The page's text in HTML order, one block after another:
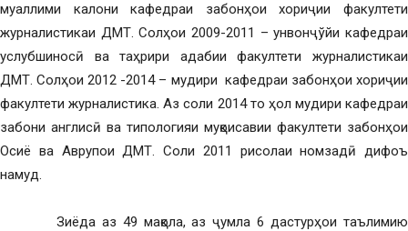
муаллими калони кафедраи забонҳои хориҷии факултети
журналистикаи ДМТ. Солҳои 2009-2011 – унвонҷўйи кафедраи
услубшиносӣ ва таҳрири адабии факултети журналистикаи
ДМТ. Солҳои 2012 -2014 – мудири кафедраи забонҳои хориҷии
факултети журналистика. Аз соли 2014 то ҳол мудири кафедраи
забони англисӣ ва типологияи муқоисавии факултети забонҳои
Осиё ва Аврупои ДМТ. Cоли 2011 рисолаи номзадӣ дифоъ
намуд.
Зиёда аз 49 мақола, аз ҷумла 6 дастурҳои таълимию